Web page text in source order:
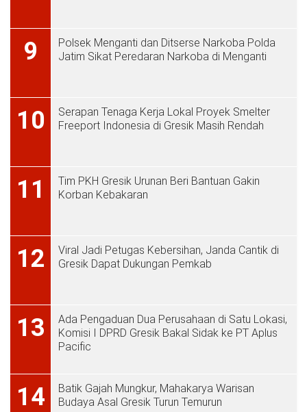
9
Polsek Menganti dan Ditserse Narkoba Polda
Jatim Sikat Peredaran Narkoba di Menganti
10
Serapan Tenaga Kerja Lokal Proyek Smelter
Freeport Indonesia di Gresik Masih Rendah
11
Tim PKH Gresik Urunan Beri Bantuan Gakin
Korban Kebakaran
12
Viral Jadi Petugas Kebersihan, Janda Cantik di
Gresik Dapat Dukungan Pemkab
13
Ada Pengaduan Dua Perusahaan di Satu Lokasi,
Komisi I DPRD Gresik Bakal Sidak ke PT Aplus
Pacific
14
Batik Gajah Mungkur, Mahakarya Warisan
Budaya Asal Gresik Turun Temurun